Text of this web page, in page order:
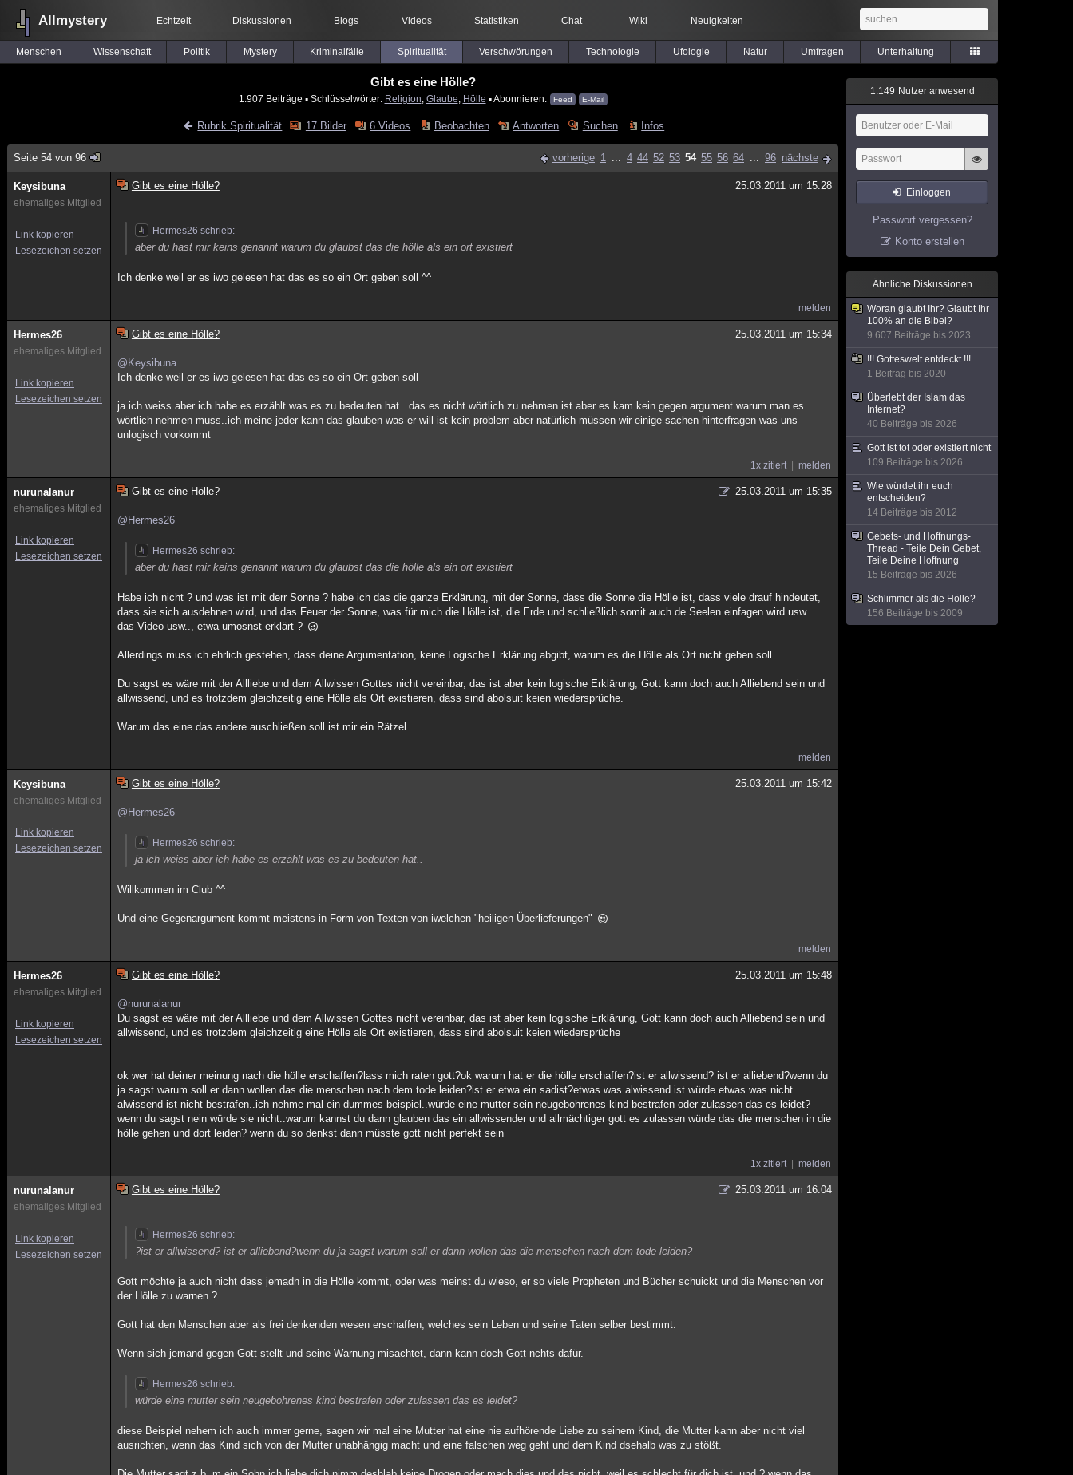
Allmystery Echtzeit Diskussionen Blogs Videos Statistiken Chat Wiki Neuigkeiten
Menschen Wissenschaft Politik Mystery Kriminalfälle Spiritualität Verschwörungen Technologie Ufologie Natur Umfragen Unterhaltung
Gibt es eine Hölle?
1.907 Beiträge ▪ Schlüsselwörter: Religion Glaube Hölle ▪ Abonnieren: Feed E-Mail
Rubrik Spiritualität 17 Bilder 6 Videos Beobachten Antworten Suchen Infos
Seite 54 von 96 vorherige 1 ... 4 44 52 53 54 55 56 64 ... 96 nächste
Keysibuna
ehemaliges Mitglied
Link kopieren
Lesezeichen setzen
Gibt es eine Hölle? 25.03.2011 um 15:28
Hermes26 schrieb:
aber du hast mir keins genannt warum du glaubst das die hölle als ein ort existiert
Ich denke weil er es iwo gelesen hat das es so ein Ort geben soll ^^
melden
Hermes26
ehemaliges Mitglied
Link kopieren
Lesezeichen setzen
Gibt es eine Hölle? 25.03.2011 um 15:34
@Keysibuna
Ich denke weil er es iwo gelesen hat das es so ein Ort geben soll
ja ich weiss aber ich habe es erzählt was es zu bedeuten hat...das es nicht wörtlich zu nehmen ist aber es kam kein gegen argument warum man es
wörtlich nehmen muss..ich meine jeder kann das glauben was er will ist kein problem aber natürlich müssen wir einige sachen hinterfragen was uns
unlogisch vorkommt
1x zitiert melden
nurunalanur
ehemaliges Mitglied
Link kopieren
Lesezeichen setzen
Gibt es eine Hölle? 25.03.2011 um 15:35
@Hermes26
Hermes26 schrieb:
aber du hast mir keins genannt warum du glaubst das die hölle als ein ort existiert
Habe ich nicht ? und was ist mit derr Sonne ? habe ich das die ganze Erklärung, mit der Sonne, dass die Sonne die Hölle ist, dass viele drauf hindeutet,
dass sie sich ausdehnen wird, und das Feuer der Sonne, was für mich die Hölle ist, die Erde und schließlich somit auch de Seelen einfagen wird usw..
das Video usw.., etwa umosnst erklärt ?
Allerdings muss ich ehrlich gestehen, dass deine Argumentation, keine Logische Erklärung abgibt, warum es die Hölle als Ort nicht geben soll.
Du sagst es wäre mit der Allliebe und dem Allwissen Gottes nicht vereinbar, das ist aber kein logische Erklärung, Gott kann doch auch Alliebend sein und
allwissend, und es trotzdem gleichzeitig eine Hölle als Ort existieren, dass sind abolsuit keien wiedersprüche.
Warum das eine das andere auschließen soll ist mir ein Rätzel.
melden
Keysibuna
ehemaliges Mitglied
Link kopieren
Lesezeichen setzen
Gibt es eine Hölle? 25.03.2011 um 15:42
@Hermes26
Hermes26 schrieb:
ja ich weiss aber ich habe es erzählt was es zu bedeuten hat..
Willkommen im Club ^^
Und eine Gegenargument kommt meistens in Form von Texten von iwelchen "heiligen Überlieferungen"
melden
Hermes26
ehemaliges Mitglied
Link kopieren
Lesezeichen setzen
Gibt es eine Hölle? 25.03.2011 um 15:48
@nurunalanur
Du sagst es wäre mit der Allliebe und dem Allwissen Gottes nicht vereinbar, das ist aber kein logische Erklärung, Gott kann doch auch Alliebend sein und
allwissend, und es trotzdem gleichzeitig eine Hölle als Ort existieren, dass sind abolsuit keien wiedersprüche
ok wer hat deiner meinung nach die hölle erschaffen?lass mich raten gott?ok warum hat er die hölle erschaffen?ist er allwissend? ist er alliebend?wenn du
ja sagst warum soll er dann wollen das die menschen nach dem tode leiden?ist er etwa ein sadist?etwas was alwissend ist würde etwas was nicht
alwissend ist nicht bestrafen..ich nehme mal ein dummes beispiel..würde eine mutter sein neugebohrenes kind bestrafen oder zulassen das es leidet?
wenn du sagst nein würde sie nicht..warum kannst du dann glauben das ein allwissender und allmächtiger gott es zulassen würde das die menschen in die
hölle gehen und dort leiden? wenn du so denkst dann müsste gott nicht perfekt sein
1x zitiert melden
nurunalanur
ehemaliges Mitglied
Link kopieren
Lesezeichen setzen
Gibt es eine Hölle? 25.03.2011 um 16:04
Hermes26 schrieb:
?ist er allwissend? ist er alliebend?wenn du ja sagst warum soll er dann wollen das die menschen nach dem tode leiden?
Gott möchte ja auch nicht dass jemadn in die Hölle kommt, oder was meinst du wieso, er so viele Propheten und Bücher schuickt und die Menschen vor
der Hölle zu warnen ?
Gott hat den Menschen aber als frei denkenden wesen erschaffen, welches sein Leben und seine Taten selber bestimmt.
Wenn sich jemand gegen Gott stellt und seine Warnung misachtet, dann kann doch Gott nchts dafür.
Hermes26 schrieb:
würde eine mutter sein neugebohrenes kind bestrafen oder zulassen das es leidet?
diese Beispiel nehem ich auch immer gerne, sagen wir mal eine Mutter hat eine nie aufhörende Liebe zu seinem Kind, die Mutter kann aber nicht viel
ausrichten, wenn das Kind sich von der Mutter unabhängig macht und eine falschen weg geht und dem Kind dsehalb was zu stößt.
1.149 Nutzer anwesend
Einloggen
Passwort vergessen?
Konto erstellen
Ähnliche Diskussionen
Woran glaubt Ihr? Glaubt Ihr
100% an die Bibel?
9.607 Beiträge bis 2023
!!! Gotteswelt entdeckt !!!
1 Beitrag bis 2020
Überlebt der Islam das
Internet?
40 Beiträge bis 2026
Gott ist tot oder existiert nicht
109 Beiträge bis 2026
Wie würdet ihr euch
entscheiden?
14 Beiträge bis 2012
Gebets- und Hoffnungs-
Thread - Teile Dein Gebet,
Teile Deine Hoffnung
15 Beiträge bis 2026
Schlimmer als die Hölle?
156 Beiträge bis 2009